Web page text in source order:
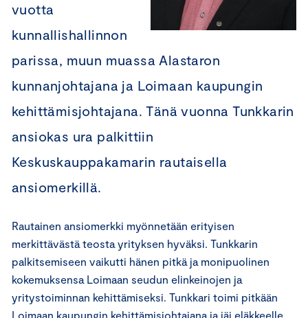
vuotta
kunnallishallinnon
parissa, muun muassa Alastaron
kunnanjohtajana ja Loimaan kaupungin
kehittämisjohtajana. Tänä vuonna Tunkkarin
ansiokas ura palkittiin
Keskuskauppakamarin rautaisella
ansiomerkillä.
Rautainen ansiomerkki myönnetään erityisen
merkittävästä teosta yrityksen hyväksi. Tunkkarin
palkitsemiseen vaikutti hänen pitkä ja monipuolinen
kokemuksensa Loimaan seudun elinkeinojen ja
yritystoiminnan kehittämiseksi. Tunkkari toimi pitkään
Loimaan kaupungin kehittämisjohtajana ja jäi eläkkeelle